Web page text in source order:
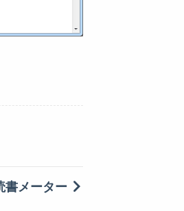
書メーター